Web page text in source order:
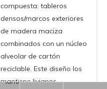
compuesta: tableros
densos/marcos exteriores
de madera maciza
combinados con un núcleo
alveolar de cartón
reciclable. Este diseño los
mantiene livianos